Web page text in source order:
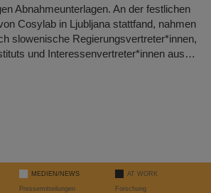
Abnahmeunterlagen. An der festlichen
Cosylab in Ljubljana stattfand, nahmen
slowenische Regierungsvertreter*innen,
und Interessenvertreter*innen aus…
MEDIEN/NEWS
Pressemitteilungen
AT WORK
Forschung